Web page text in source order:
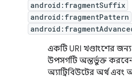
android:fragmentSuffix
android:fragmentPattern
একটি URI খণ্ডাংশের জন্য
উপসর্গটি অন্তর্ভুক্ত করবেন
অ্যাট্রিবিউটের অর্থ এবং